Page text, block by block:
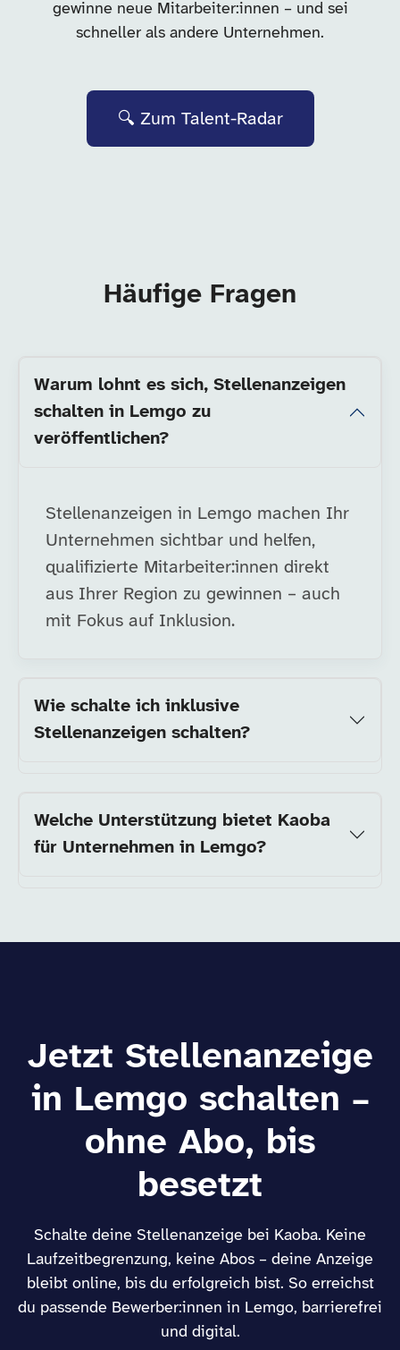
gewinne neue Mitarbeiter:innen – und sei
schneller als andere Unternehmen.
🔍 Zum Talent-Radar
Häufige Fragen
Warum lohnt es sich, Stellenanzeigen
schalten in Lemgo zu
veröffentlichen?
Stellenanzeigen in Lemgo machen Ihr
Unternehmen sichtbar und helfen,
qualifizierte Mitarbeiter:innen direkt
aus Ihrer Region zu gewinnen – auch
mit Fokus auf Inklusion.
Wie schalte ich inklusive
Stellenanzeigen schalten?
Welche Unterstützung bietet Kaoba
für Unternehmen in Lemgo?
Jetzt Stellenanzeige
in Lemgo schalten –
ohne Abo, bis
besetzt
Schalte deine Stellenanzeige bei Kaoba. Keine
Laufzeitbegrenzung, keine Abos – deine Anzeige
bleibt online, bis du erfolgreich bist. So erreichst
du passende Bewerber:innen in Lemgo, barrierefrei
und digital.